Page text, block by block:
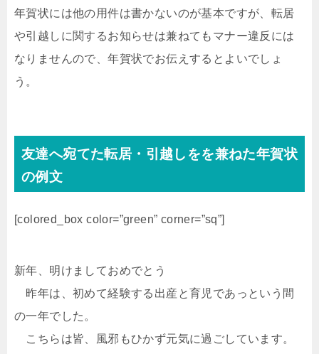
年賀状には他の用件は書かないのが基本ですが、転居
や引越しに関するお知らせは兼ねてもマナー違反には
なりませんので、年賀状でお伝えするとよいでしょ
う。
友達へ宛てた転居・引越しをを兼ねた年賀状
の例文
[colored_box color=”green” corner=”sq”]
新年、明けましておめでとう
昨年は、初めて経験する出産と育児であっという間
の一年でした。
こちらは皆、風邪もひかず元気に過ごしています。